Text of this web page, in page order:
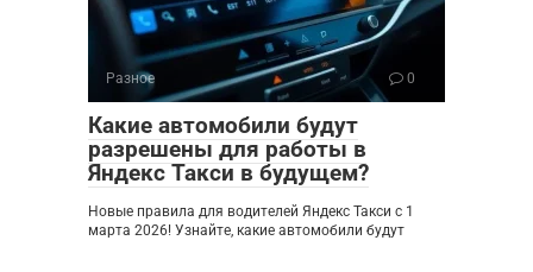
Разное 0
Какие автомобили будут
разрешены для работы в
Яндекс Такси в будущем?
Новые правила для водителей Яндекс Такси с 1
марта 2026! Узнайте, какие автомобили будут